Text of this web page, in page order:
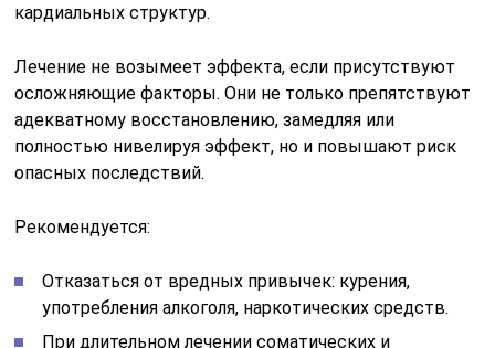
кардиальных структур.
Лечение не возымеет эффекта, если присутствуют
осложняющие факторы. Они не только препятствуют
адекватному восстановлению, замедляя или
полностью нивелируя эффект, но и повышают риск
опасных последствий.
Рекомендуется:
Отказаться от вредных привычек: курения,
употребления алкоголя, наркотических средств.
При длительном лечении соматических и